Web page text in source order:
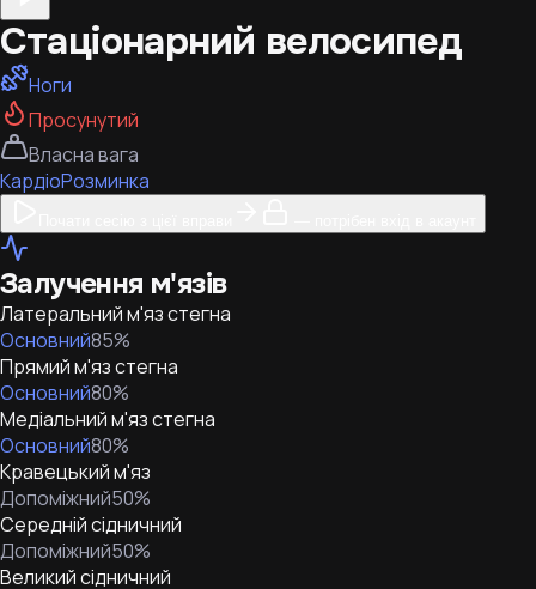
Стаціонарний велосипед
Ноги
Просунутий
Власна вага
КардіоРозминка
Залучення м'язів
Латеральний м'яз стегна
Основний85%
Прямий м'яз стегна
Основний80%
Медіальний м'яз стегна
Основний80%
Кравецький м'яз
Допоміжний50%
Середній сідничний
Допоміжний50%
Великий сідничний